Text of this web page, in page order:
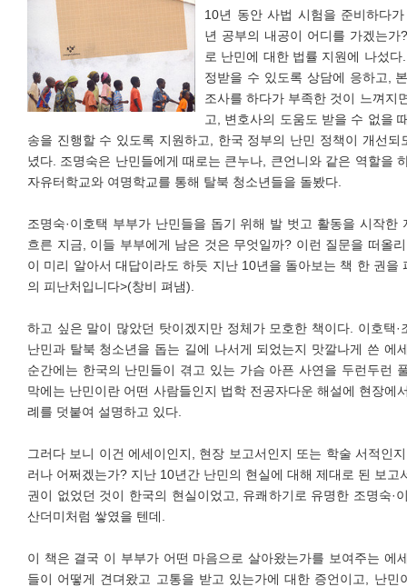
10년 동안 사법 시험을 준비하다
년 공부의 내공이 어디를 가겠는가
로 난민에 대한 법률 지원에 나섰
정받을 수 있도록 상담에 응하고,
조사를 하다가 부족한 것이 느껴지
고, 변호사의 도움도 받을 수 없을
송을 진행할 수 있도록 지원하고, 한국 정부의 난민 정책이 개선되
녔다. 조명숙은 난민들에게 때로는 큰누나, 큰언니와 같은 역할을
자유터학교와 여명학교를 통해 탈북 청소년들을 돌봤다.
조명숙·이호택 부부가 난민들을 돕기 위해 발 벗고 활동을 시작한
흐른 지금, 이들 부부에게 남은 것은 무엇일까? 이런 질문을 떠올
이 미리 알아서 대답이라도 하듯 지난 10년을 돌아보는 책 한 권을
의 피난처입니다>(창비 펴냄).
하고 싶은 말이 많았던 탓이겠지만 정체가 모호한 책이다. 이호택·
난민과 탈북 청소년을 돕는 길에 나서게 되었는지 맛깔나게 쓴 에
순간에는 한국의 난민들이 겪고 있는 가슴 아픈 사연을 두런두런
막에는 난민이란 어떤 사람들인지 법학 전공자다운 해설에 현장에
례를 덧붙여 설명하고 있다.
그러다 보니 이건 에세이인지, 현장 보고서인지 또는 학술 서적인
러나 어쩌겠는가? 지난 10년간 난민의 현실에 대해 제대로 된 보고
권이 없었던 것이 한국의 현실이었고, 유쾌하기로 유명한 조명숙·
산더미처럼 쌓였을 텐데.
이 책은 결국 이 부부가 어떤 마음으로 살아왔는가를 보여주는 에
들이 어떻게 견뎌왔고 고통을 받고 있는가에 대한 증언이고, 난민